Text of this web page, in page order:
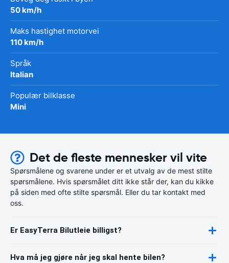
50 km/h
Maks hastighet motorvei
110 km/h
Språk
Italian
Populær bilklasse
Mini
Det de fleste mennesker vil vite
Spørsmålene og svarene under er et utvalg av de mest stilte
spørsmålene. Hvis spørsmålet ditt ikke står der, kan du kikke
på siden med ofte stilte spørsmål. Eller du tar kontakt med
oss.
Er EasyTerra Bilutleie billigst?
Hva må jeg gjøre når jeg skal hente bilen?